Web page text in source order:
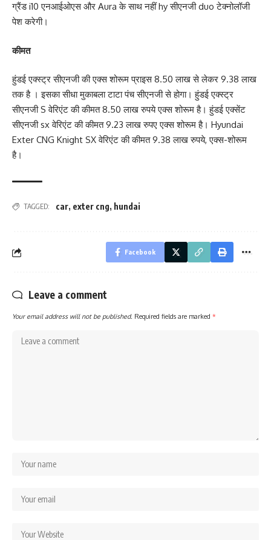
ग्रैंड i10 एनआईओएस और Aura के साथ नहीं hy सीएनजी duo टेक्नोलॉजी
पेश करेगी।
कीमत
हुंडई एक्स्ट्र सीएनजी की एक्स शोरूम प्राइस 8.50 लाख से लेकर 9.38 लाख
तक है । इसका सीधा मुकाबला टाटा पंच सीएनजी से होगा। हुंडई एक्स्ट्र
सीएनजी S वेरिएंट की कीमत 8.50 लाख रुपये एक्स शोरूम है। हुंडई एक्सेंट
सीएनजी sx वेरिएंट की कीमत 9.23 लाख रुपए एक्स शोरूम है। Hyundai
Exter CNG Knight SX वेरिएंट की कीमत 9.38 लाख रुपये, एक्स-शोरूम
है।
TAGGED: car, exter cng, hundai
Facebook
Leave a comment
Your email address will not be published. Required fields are marked *